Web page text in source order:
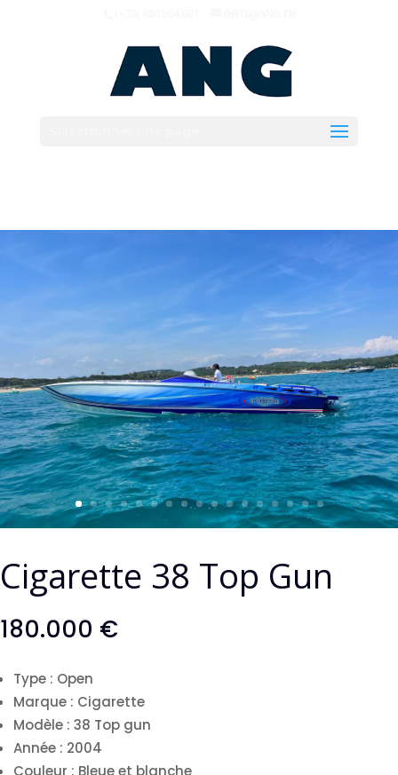
Cigarette 38 Top Gun
180.000 €
Type : Open
Marque : Cigarette
Modèle : 38 Top gun
Année : 2004